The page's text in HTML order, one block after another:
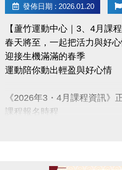
發佈日期 : 2026.01.20
【蘆竹運動中心｜3、4月課程
春天將至，一起把活力與好心
迎接生機滿滿的春季
運動陪你動出輕盈與好心情
《2026年3・4月課程資訊》
課程報名時程
使用APP享9折優惠（部分
舊生們享有優先報名的期間